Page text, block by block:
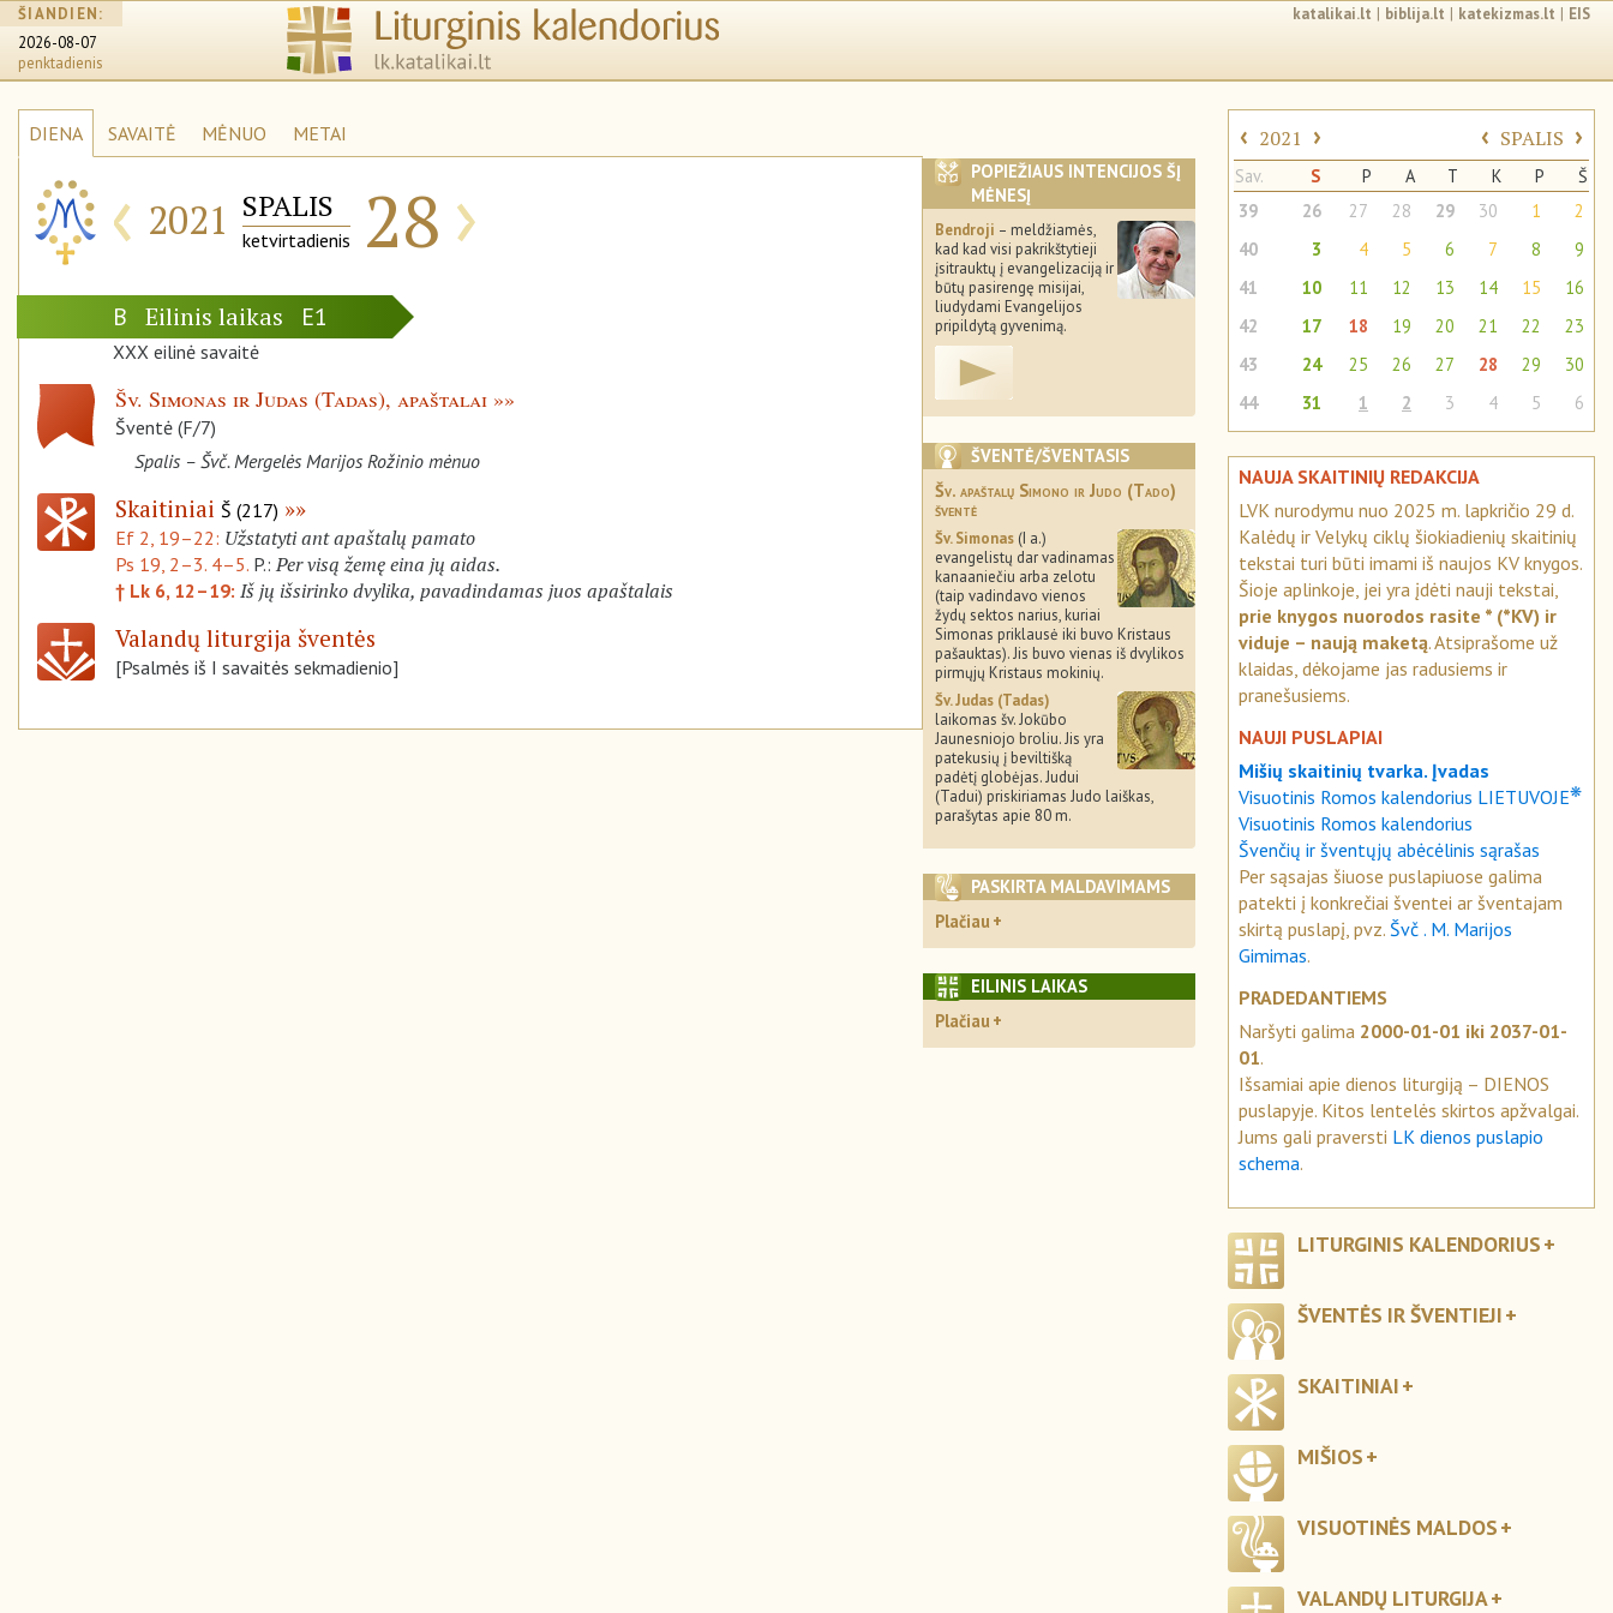
ŠIANDIEN:
2026-08-07
penktadienis
katalikai.lt | biblija.lt | katekizmas.lt | EIS
DIENA SAVAITĖ MĖNUO METAI
‹ 2021 SPALIS
ketvirtadienis 28 ›
B Eilinis laikas E1
XXX eilinė savaitė
Šv. Simonas ir Judas (Tadas), apaštalai
Šventė (F/7)
Spalis – Švč. Mergelės Marijos Rožinio mėnuo
Skaitiniai Š (217)
Ef 2, 19–22: Užstatyti ant apaštalų pamato
Ps 19, 2–3. 4–5. P.: Per visą žemę eina jų aidas.
† Lk 6, 12–19: Iš jų išsirinko dvylika, pavadindamas juos apaštalais
Valandų liturgija šventės
[Psalmės iš I savaitės sekmadienio]
POPIEŽIAUS INTENCIJOS ŠĮ
MĖNESĮ
Bendroji – meldžiamės,
kad kad visi pakrikštytieji
įsitrauktų į evangelizaciją ir
būtų pasirengę misijai,
liudydami Evangelijos
pripildytą gyvenimą.
ŠVENTĖ/ŠVENTASIS
Šv. apaštalų Simono ir Judo (Tado)
šventė
Šv. Simonas (I a.)
evangelistų dar vadinamas
kanaaniečiu arba zelotu
(taip vadindavo vienos
žydų sektos narius, kuriai
Simonas priklausė iki buvo Kristaus
pašauktas). Jis buvo vienas iš dvylikos
pirmųjų Kristaus mokinių.
Šv. Judas (Tadas)
laikomas šv. Jokūbo
Jaunesniojo broliu. Jis yra
patekusių į beviltišką
padėtį globėjas. Judui
(Tadui) priskiriamas Judo laiškas,
parašytas apie 80 m.
PASKIRTA MALDAVIMAMS
Plačiau
EILINIS LAIKAS
Plačiau
‹ 2021 › ‹ SPALIS ›
Sav. S P A T K P
Š
39
26 27 28 29 30 1
2
40
3 4 5 6 7 8
9
41
10 11 12 13 14 15
16
42
17 18 19 20 21 22
23
43
24 25 26 27 28 29
30
44
31 1 2 3 4 5 6
NAUJA SKAITINIŲ REDAKCIJA
LVK nurodymu nuo 2025 m. lapkričio 29 d.
Kalėdų ir Velykų ciklų šiokiadienių skaitinių
tekstai turi būti imami iš naujos KV knygos.
Šioje aplinkoje, jei yra įdėti nauji tekstai,
prie knygos nuorodos rasite * (*KV) ir
viduje – naują maketą. Atsiprašome už
klaidas, dėkojame jas radusiems ir
pranešusiems.
NAUJI PUSLAPIAI
Mišių skaitinių tvarka. Įvadas
Visuotinis Romos kalendorius LIETUVOJE❋
Visuotinis Romos kalendorius
Švenčių ir šventųjų abėcėlinis sąrašas
Per sąsajas šiuose puslapiuose galima
patekti į konkrečiai šventei ar šventajam
skirtą puslapį, pvz. Švč . M. Marijos
Gimimas.
PRADEDANTIEMS
Naršyti galima 2000-01-01 iki 2037-01-
01.
Išsamiai apie dienos liturgiją – DIENOS
puslapyje. Kitos lentelės skirtos apžvalgai.
Jums gali praversti LK dienos puslapio
schema.
LITURGINIS KALENDORIUS
ŠVENTĖS IR ŠVENTIEJI
SKAITINIAI
MIŠIOS
VISUOTINĖS MALDOS
VALANDŲ LITURGIJA